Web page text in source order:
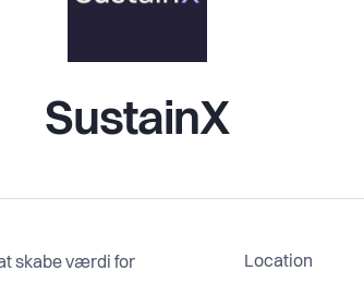
SustainX
skabe værdi for
Location